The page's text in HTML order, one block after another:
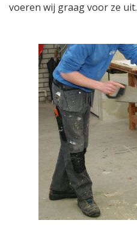
voeren wij graag voor ze uit.